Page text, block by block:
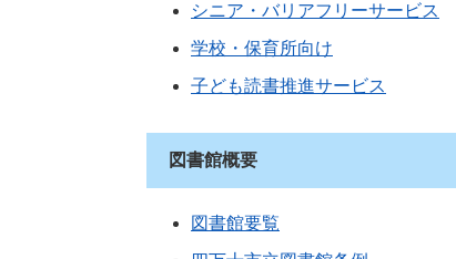
シニア・バリアフリーサービス
学校・保育所向け
子ども読書推進サービス
図書館概要
図書館要覧